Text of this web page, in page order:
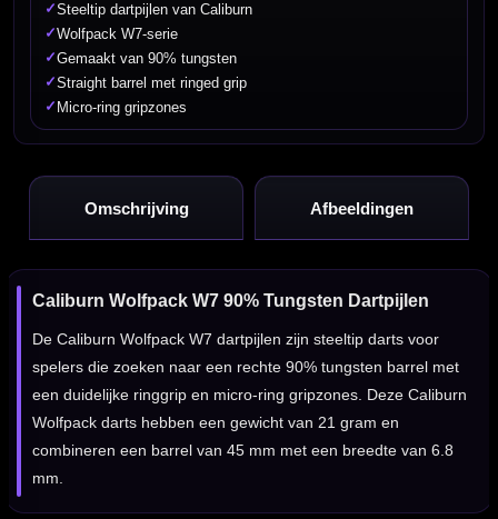
✓Steeltip dartpijlen van Caliburn
✓Wolfpack W7-serie
✓Gemaakt van 90% tungsten
✓Straight barrel met ringed grip
✓ Micro-ring gripzones
Omschrijving Afbeeldingen
Caliburn Wolfpack W7 90% Tungsten Dartpijlen
De Caliburn Wolfpack W7 dartpijlen zijn steeltip darts voor
spelers die zoeken naar een rechte 90% tungsten barrel met
een duidelijke ringgrip en micro-ring gripzones. Deze Caliburn
Wolfpack darts hebben een gewicht van 21 gram en
combineren een barrel van 45 mm met een breedte van 6.8
mm.